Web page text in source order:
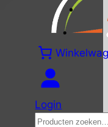
Login
Zoeken